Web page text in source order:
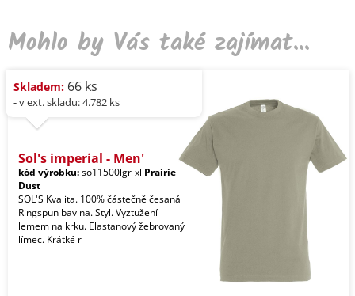
Mohlo by Vás také zajímat...
Skladem: 66 ks
- v ext. skladu: 4.782 ks
Sol's imperial - Men'
kód výrobku:so11500lgr-xl Prairie
Dust
SOL'S Kvalita. 100% částečně česaná
Ringspun bavlna. Styl. Vyztužení
lemem na krku. Elastanový žebrovaný
límec. Krátké r